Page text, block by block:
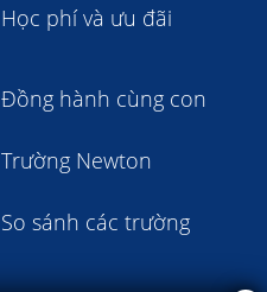
Học phí và ưu đãi
Đồng hành cùng con
Trường Newton
So sánh các trường